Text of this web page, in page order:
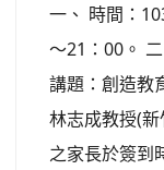
一、 時間：
～21：00。
講題：創造教
林志成教授(
之家長於簽到